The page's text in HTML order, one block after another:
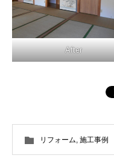
After
リフォーム, 施工事例